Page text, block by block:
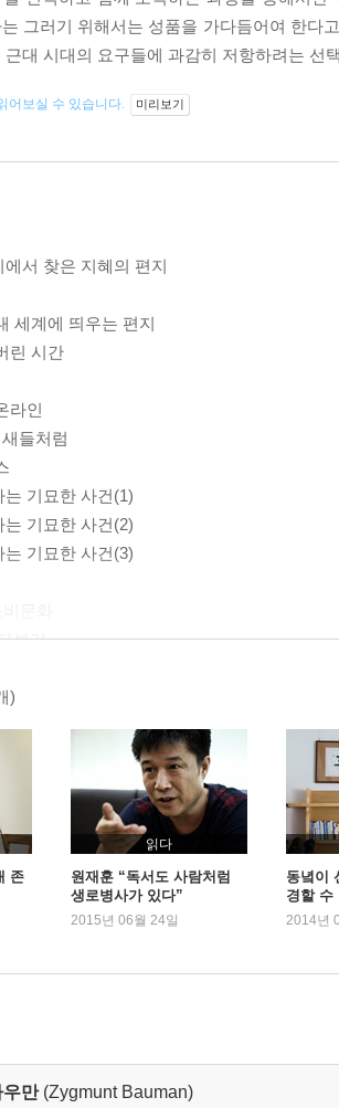
그러기 위해서는 성품을 가다듬어여 한다
근대 시대의 요구들에 과감히 저항하려는
어보실 수 있습니다. 미리보기
서 찾은 지혜의 편지
세계에 띄우는 편지
린 시간
라인
들처럼
기묘한 사건(1)
기묘한 사건(2)
기묘한 사건(3)
보기
이
게 무슨 일이 있었나
회
포
시한폭탄
는 것을 예측하기
는 것을 계산하기
)
존
읽다
원재훈 “독서도 사람처럼
생로병사가 있다”
2015년 06월 24일
동녘이
경할 수
2014년
우만 (Zygmunt Bauman)